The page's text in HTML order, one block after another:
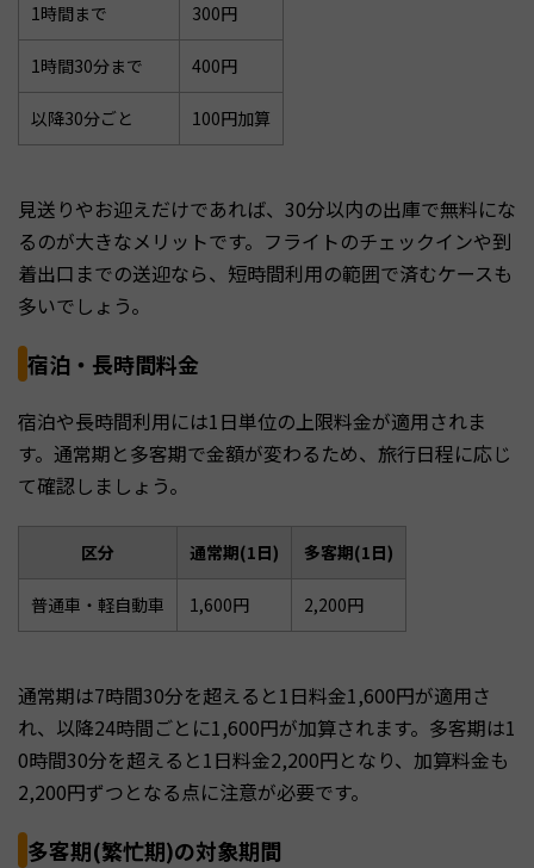
1時間まで 300円
1時間30分まで 400円
以降30分ごと 100円加算
見送りやお迎えだけであれば、30分以内の出庫で無料にな
るのが大きなメリットです。フライトのチェックインや到
着出口までの送迎なら、短時間利用の範囲で済むケースも
多いでしょう。
宿泊・長時間料金
宿泊や長時間利用には1日単位の上限料金が適用されま
す。通常期と多客期で金額が変わるため、旅行日程に応じ
て確認しましょう。
区分 通常期(1日) 多客期(1日)
普通車・軽自動車 1,600円 2,200円
通常期は7時間30分を超えると1日料金1,600円が適用さ
れ、以降24時間ごとに1,600円が加算されます。多客期は1
0時間30分を超えると1日料金2,200円となり、加算料金も
2,200円ずつとなる点に注意が必要です。
多客期(繁忙期)の対象期間